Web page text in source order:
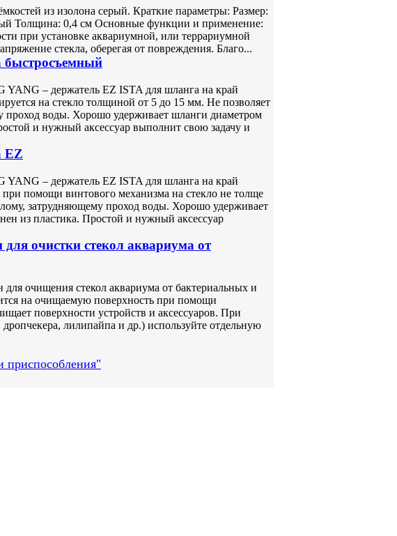
из изолона серый. Краткие параметры: Размер:
Толщина: 0,4 см Основные функции и применение:
при установке аквариумной, или террариумной
стекла, оберегая от повреждения. Благо...
быстросъемный
YANG – держатель EZ ISTA для шланга на край
на стекло толщиной от 5 до 15 мм. Не позволяет
проход воды. Хорошо удерживает шланги диаметром
и нужный аксессуар выполнит свою задачу и
EZ
YANG – держатель EZ ISTA для шланга на край
помощи винтового механизма на стекло не толще
затрудняющему проход воды. Хорошо удерживает
из пластика. Простой и нужный аксессуар
очистки стекол аквариума от
очищения стекол аквариума от бактериальных и
на очищаемую поверхность при помощи
поверхности устройств и аксессуаров. При
лилипайпа и др.) используйте отдельную
приспособления"